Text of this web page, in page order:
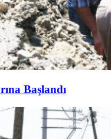
Başlandı